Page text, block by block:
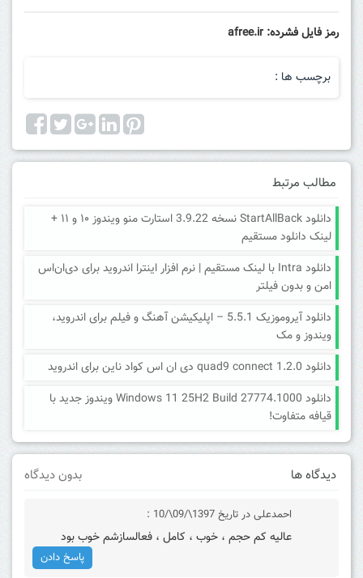
رمز فایل فشرده: afree.ir
برچسب ها :
مطالب مرتبط
دانلود StartAllBack نسخه 3.9.22 استارت منو ویندوز ۱۰ و ۱۱ +
لینک دانلود مستقیم
دانلود Intra با لینک مستقیم | نرم افزار اینترا اندروید برای دی‌ان‌اس
امن و بدون فیلتر
دانلود آیروموزیک 5.5.1 – اپلیکیشن آهنگ و فیلم برای اندروید،
ویندوز و مک
دانلود quad9 connect 1.2.0 دی ان اس کواد ناین برای اندروید
دانلود Windows 11 25H2 Build 27774.1000 ویندوز جدید با
قیافه متفاوت!
دیدگاه ها بدون دیدگاه
احمدعلی در تاریخ 1397\/09\/10 :
عالیه کم حجم ، خوب ، کامل ، فعالسازشم خوب بود
پاسخ دادن